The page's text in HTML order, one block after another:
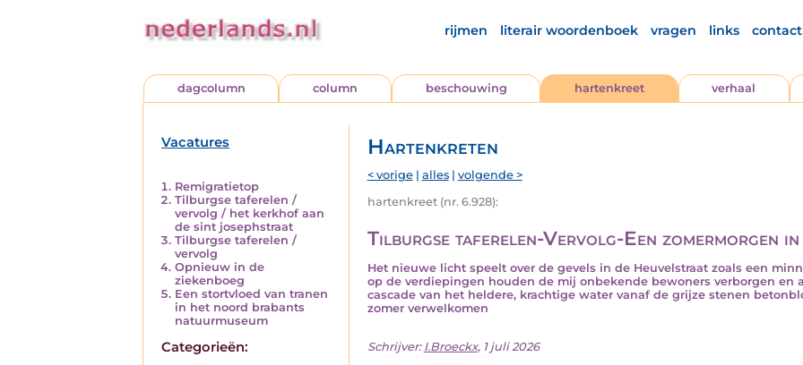
rijmen literair woordenboek vragen links contact
dagcolumn column beschouwing hartenkreet verhaal
Vacatures
Remigratietop
Tilburgse taferelen /
vervolg / het kerkhof aan
de sint josephstraat
Tilburgse taferelen /
vervolg
Opnieuw in de
ziekenboeg
Een stortvloed van tranen
in het noord brabants
natuurmuseum
Categorieën:
Hartenkreten
< vorige| alles| volgende >
hartenkreet (nr. 6.928):
Tilburgse taferelen-Vervolg-Een zomermorgen
Het nieuwe licht speelt over de gevels in de Heuvelstraat zoals een
op de verdiepingen houden de mij onbekende bewoners verborgen en
cascade van het heldere, krachtige water vanaf de grijze stenen
zomer verwelkomen
Schrijver: I.Broeckx, 1 juli 2026